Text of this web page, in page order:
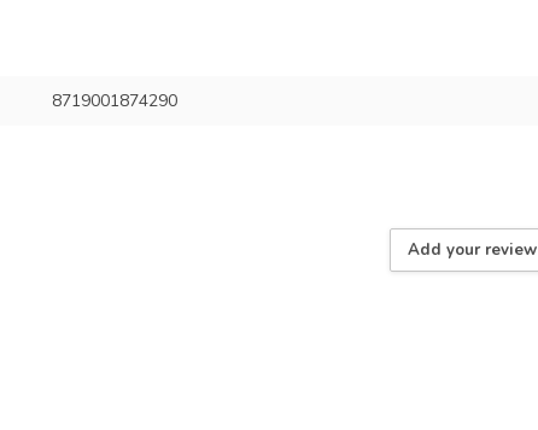
8719001874290
Add your review